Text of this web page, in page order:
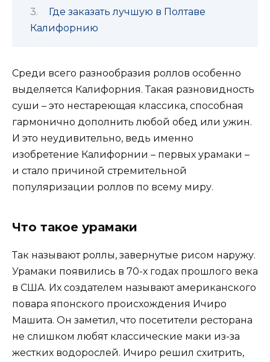
Где заказать лучшую в Полтаве
Калифорнию
Среди всего разнообразия роллов особенно
выделяется Калифорния. Такая разновидность
суши – это нестареющая классика, способная
гармонично дополнить любой обед или ужин.
И это неудивительно, ведь именно
изобретение Калифорнии – первых урамаки –
и стало причиной стремительной
популяризации роллов по всему миру.
Что такое урамаки
Так называют роллы, завернутые рисом наружу.
Урамаки появились в 70-х годах прошлого века
в США. Их создателем называют американского
повара японского происхождения Ичиро
Машита. Он заметил, что посетители ресторана
не слишком любят классические маки из-за
жестких водорослей. Ичиро решил схитрить,